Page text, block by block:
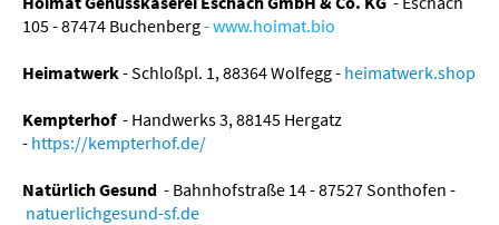
105 - 87474 Buchenberg-www.hoimat.bio
Heimatwerk- Schloßpl. 1, 88364 Wolfegg - heimatwerk.shop
Kempterhof- Handwerks 3, 88145 Hergatz
- https://kempterhof.de/
Natürlich Gesund - Bahnhofstraße 14 - 87527 Sonthofen -
natuerlichgesund-sf.de